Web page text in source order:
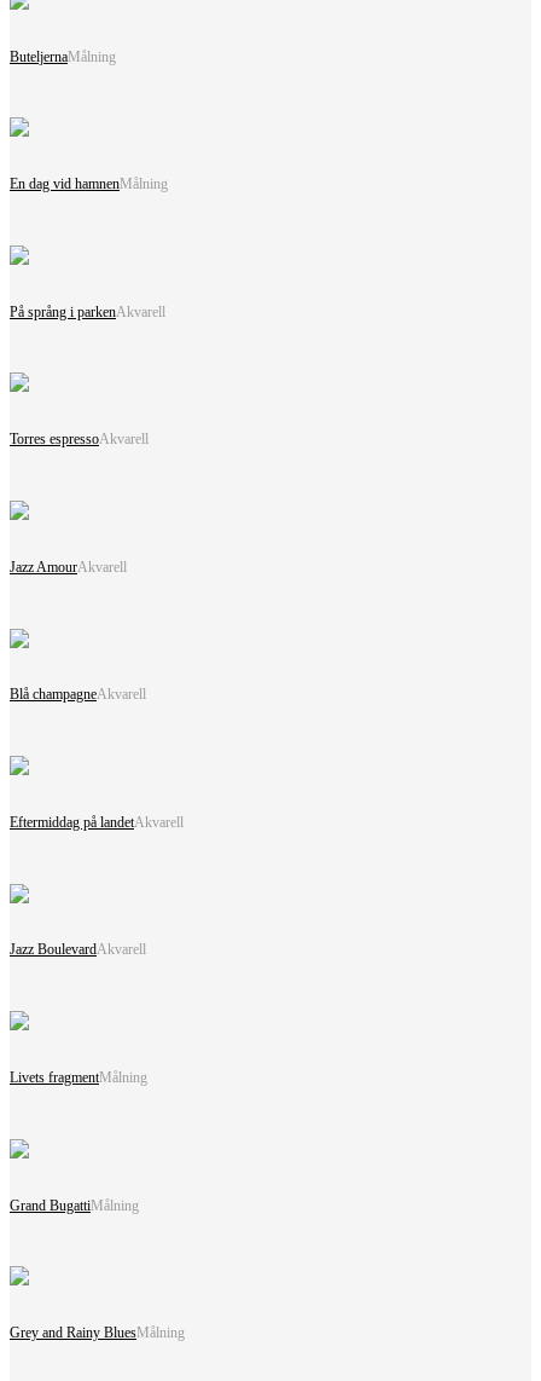
ButeljernaMålning
En dag vid hamnenMålning
På språng i parkenAkvarell
Torres espressoAkvarell
Jazz AmourAkvarell
Blå champagneAkvarell
Eftermiddag på landetAkvarell
Jazz BoulevardAkvarell
Livets fragmentMålning
Grand BugattiMålning
Grey and Rainy BluesMålning